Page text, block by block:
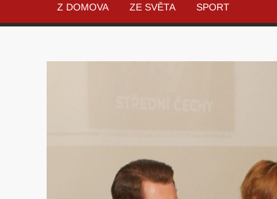
Z DOMOVA ZE SVĚTA SPORT